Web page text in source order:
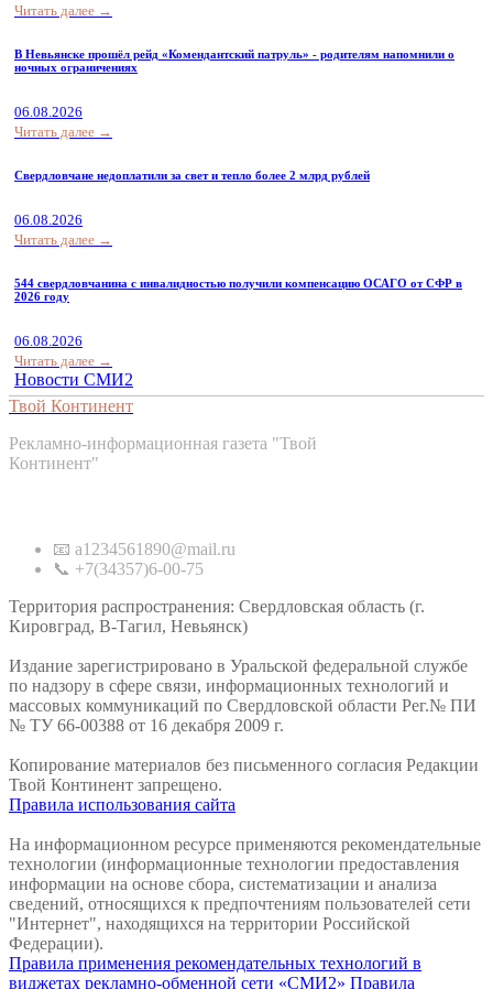
Читать далее →
В Невьянске прошёл рейд «Комендантский патруль» - родителям напомнили о
ночных ограничениях
06.08.2026
Читать далее →
Свердловчане недоплатили за свет и тепло более 2 млрд рублей
06.08.2026
Читать далее →
544 свердловчанина с инвалидностью получили компенсацию ОСАГО от СФР в
2026 году
06.08.2026
Читать далее →
Новости СМИ2
Твой Континент
Рекламно-информационная газета "Твой
Континент"
📧 a1234561890@mail.ru
📞 +7(34357)6-00-75
Территория распространения: Свердловская область (г.
Кировград, В-Тагил, Невьянск)
Издание зарегистрировано в Уральской федеральной службе
по надзору в сфере связи, информационных технологий и
массовых коммуникаций по Свердловской области Рег.№ ПИ
№ ТУ 66-00388 от 16 декабря 2009 г.
Копирование материалов без письменного согласия Редакции
Твой Континент запрещено.
Правила использования сайта
На информационном ресурсе применяются рекомендательные
технологии (информационные технологии предоставления
информации на основе сбора, систематизации и анализа
сведений, относящихся к предпочтениям пользователей сети
"Интернет", находящихся на территории Российской
Федерации).
Правила применения рекомендательных технологий в
виджетах рекламно-обменной сети «СМИ2» Правила